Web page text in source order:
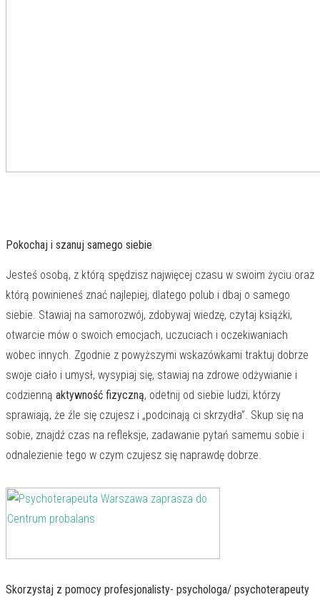
Pokochaj i szanuj samego siebie
Jesteś osobą, z którą spędzisz najwięcej czasu w swoim życiu oraz
którą powinieneś znać najlepiej, dlatego polub i dbaj o samego
siebie. Stawiaj na samorozwój, zdobywaj wiedzę, czytaj książki,
otwarcie mów o swoich emocjach, uczuciach i oczekiwaniach
wobec innych. Zgodnie z powyższymi wskazówkami traktuj dobrze
swoje ciało i umysł, wysypiaj się, stawiaj na zdrowe odżywianie i
codzienną aktywność fizyczną, odetnij od siebie ludzi, którzy
sprawiają, że źle się czujesz i „podcinają ci skrzydła”. Skup się na
sobie, znajdź czas na refleksje, zadawanie pytań samemu sobie i
odnalezienie tego w czym czujesz się naprawdę dobrze.
Skorzystaj z pomocy profesjonalisty- psychologa/ psychoterapeuty